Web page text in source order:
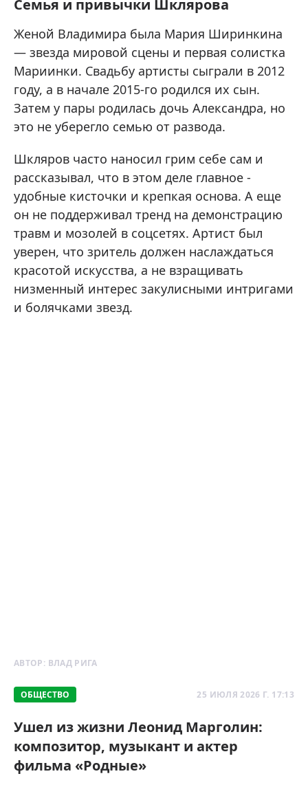
Семья и привычки Шклярова
Женой Владимира была Мария Ширинкина
— звезда мировой сцены и первая солистка
Мариинки. Свадьбу артисты сыграли в 2012
году, а в начале 2015-го родился их сын.
Затем у пары родилась дочь Александра, но
это не уберегло семью от развода.
Шкляров часто наносил грим себе сам и
рассказывал, что в этом деле главное -
удобные кисточки и крепкая основа. А еще
он не поддерживал тренд на демонстрацию
травм и мозолей в соцсетях. Артист был
уверен, что зритель должен наслаждаться
красотой искусства, а не взращивать
низменный интерес закулисными интригами
и болячками звезд.
АВТОР: ВЛАД РИГА
ОБЩЕСТВО 25 ИЮЛЯ 2026 Г. 17:13
Ушел из жизни Леонид Марголин:
композитор, музыкант и актер
фильма «Родные»